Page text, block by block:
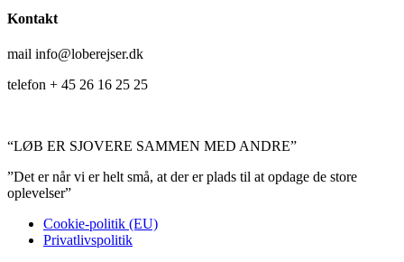
Kontakt
mail info@loberejser.dk
telefon + 45 26 16 25 25
“LØB ER SJOVERE SAMMEN MED ANDRE”
”Det er når vi er helt små, at der er plads til at opdage de store
oplevelser”
Cookie-politik (EU)
Privatlivspolitik